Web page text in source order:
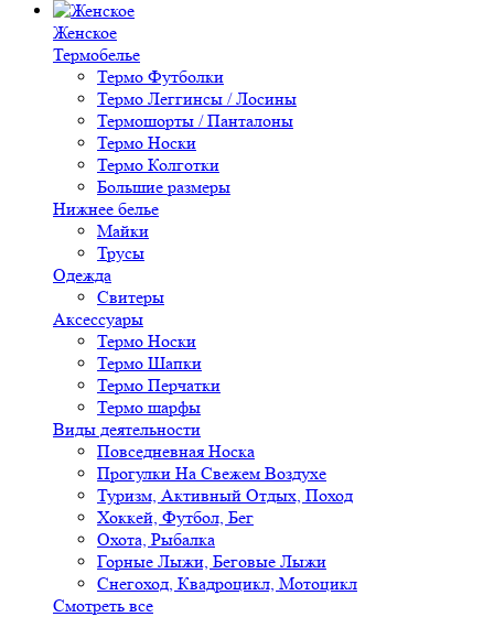
Женское
Термобелье
Термо Футболки
Термо Леггинсы / Лосины
Термошорты / Панталоны
Термо Носки
Термо Колготки
Большие размеры
Нижнее белье
Майки
Трусы
Одежда
Свитеры
Аксессуары
Термо Носки
Термо Шапки
Термо Перчатки
Термо шарфы
Виды деятельности
Повседневная Носка
Прогулки На Свежем Воздухе
Туризм, Активный Отдых, Поход
Хоккей, Футбол, Бег
Охота, Рыбалка
Горные Лыжи, Беговые Лыжи
Снегоход, Квадроцикл, Мотоцикл
Смотреть все